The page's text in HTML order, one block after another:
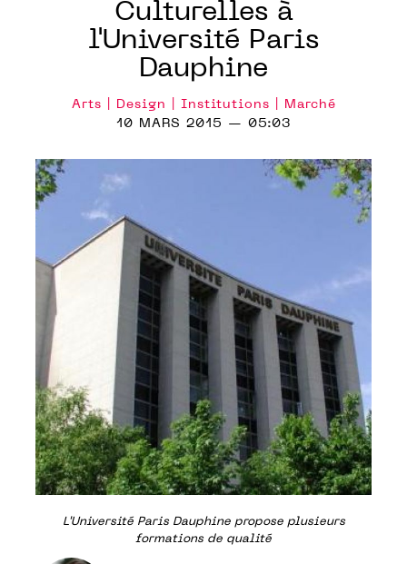
Culturelles à
l'Université Paris
Dauphine
Arts | Design | Institutions | Marché
10 MARS 2015 — 05:03
L'Université Paris Dauphine propose plusieurs
formations de qualité